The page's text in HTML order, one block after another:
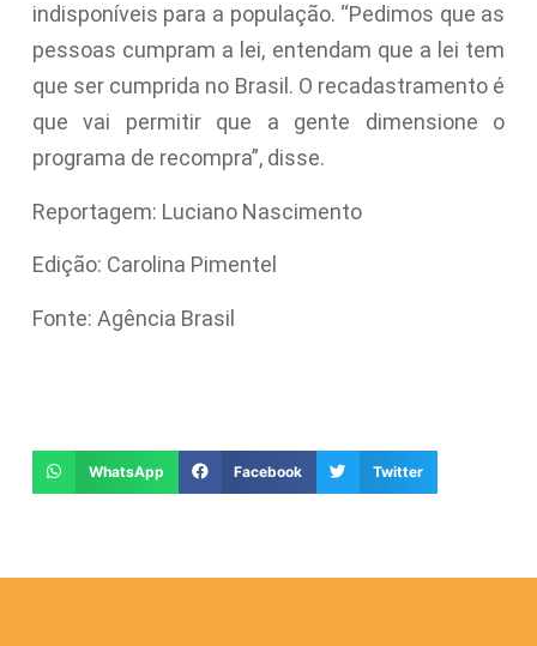
indisponíveis para a população. “Pedimos que as
pessoas cumpram a lei, entendam que a lei tem
que ser cumprida no Brasil. O recadastramento é
que vai permitir que a gente dimensione o
programa de recompra”, disse.
Reportagem: Luciano Nascimento
Edição: Carolina Pimentel
Fonte: Agência Brasil
WhatsApp Facebook Twitter